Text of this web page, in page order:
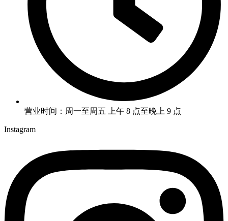
营业时间：周一至周五 上午 8 点至晚上 9 点
Instagram